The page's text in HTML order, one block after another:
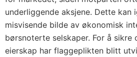
underliggende aksjene. Dette kan
misvisende bilde av økonomisk
børsnoterte selskaper. For å
eierskap har flaggeplikten blitt